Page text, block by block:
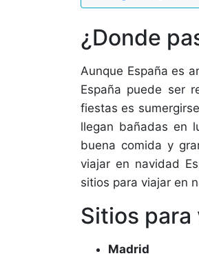
¿Donde
Aunque España es
España puede ser
fiestas es
llegan bañadas en
buena comida y
viajar en navidad
sitios para viajar en
Sitios para
Madrid